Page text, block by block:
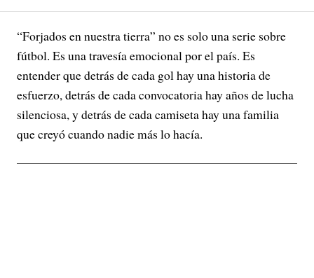
“Forjados en nuestra tierra” no es solo una serie sobre
fútbol. Es una travesía emocional por el país. Es
entender que detrás de cada gol hay una historia de
esfuerzo, detrás de cada convocatoria hay años de lucha
silenciosa, y detrás de cada camiseta hay una familia
que creyó cuando nadie más lo hacía.